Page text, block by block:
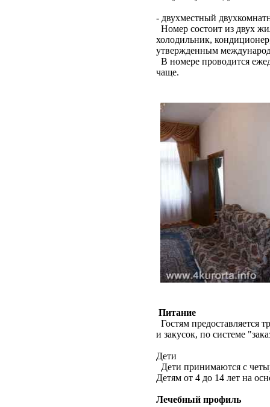
- двухместный
Номер состоит из двух
холодильник,
утвержденным
В номере проводится
чаще.
Питание
Гостям предоставляется
и закусок, по системе
Дети
Дети принимаются с
Детям от 4 до 14 лет на
Лечебный профиль